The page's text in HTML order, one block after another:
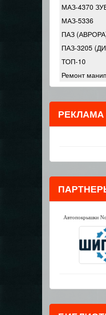
МАЗ-4370
МАЗ-5336
ПАЗ
ПАЗ-3205
ТОП-10
Ремонт
Автопокрышки